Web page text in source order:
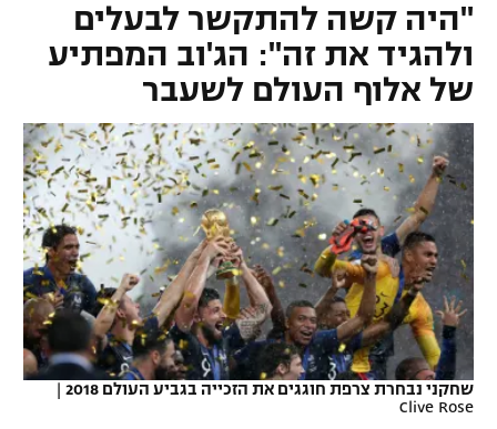
VOD
רץ ברשת
תוצאות
גביע הטוטו
ליגיונרים
גביע המדינה
נבחרת ישראל
מכבי חיפה
בית"ר ירושלים
מכבי תל אביב
הפועל תל אביב
ליגת האלופות
ליגה אירופית
ליגה אנגלית
ליגה גרמנית
ליגה ספרדית
ליגה איטלקית
ליגה צרפתית
ליגה הולנדית
כדורסל ישראלי
ליגת ווינר סל
ליגה לאומית
כדורסל נשים
מכבי תל אביב
הפועל חולון
הפועל ירושלים
דני אבדיה
כדורסל עולמי
NBA
יורוליג
יורוקאפ
ענפים נוספים
טניס
כדוריד
כדורעף
שחייה
"היה קשה להתקשר לבעלים
ולהגיד את זה": הג'וב המפתיע
של אלוף העולם לשעבר
שחקני נבחרת צרפת חוגגים את הזכייה בגביע העולם 2018
|
Clive Rose